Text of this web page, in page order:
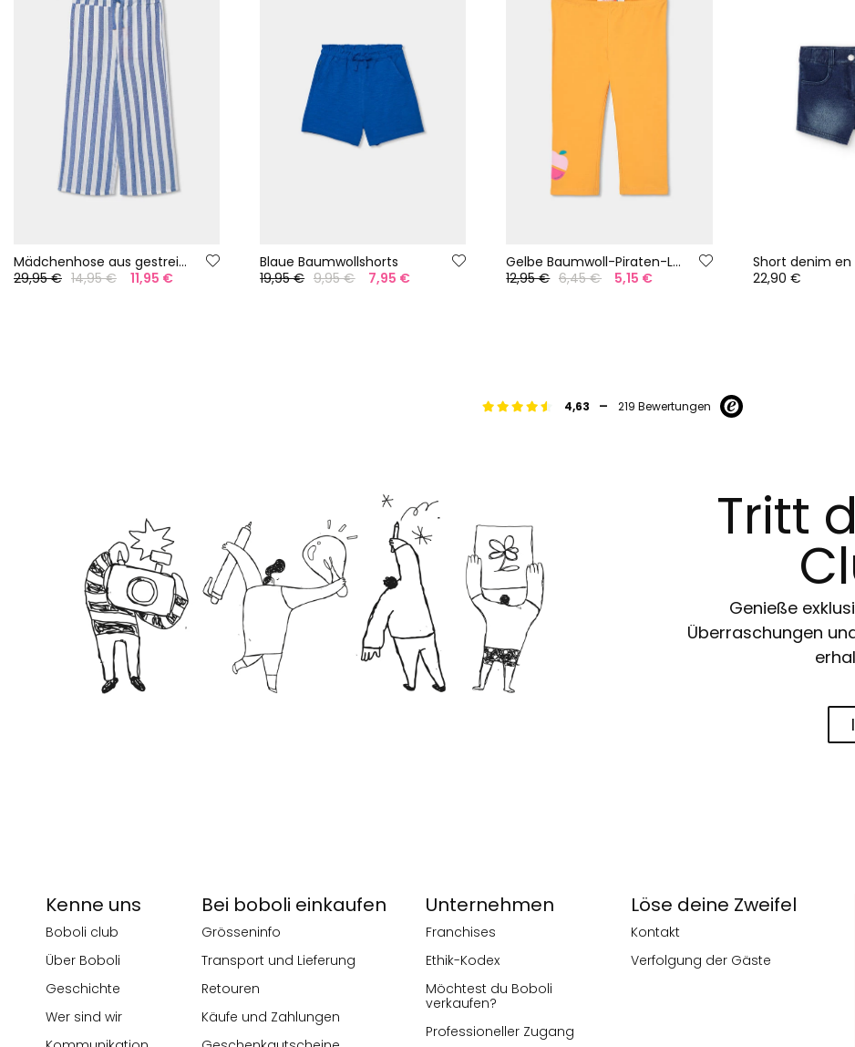
Mädchenhose aus gestreiftem Leinen
29,95 € 14,95 € 11,95 €
Blaue Baumwollshorts
19,95 € 9,95 € 7,95 €
Gelbe Baumwoll-Piraten-Leggings
12,95 € 6,45 € 5,15 €
Short denim
22,90 €
4,63 - 219 Bewertungen
Tritt
Genieße
Überraschungen
Kenne uns
Boboli club
Über Boboli
Geschichte
Wer sind wir
Bei boboli einkaufen
Grösseninfo
Transport und Lieferung
Retouren
Käufe und Zahlungen
Unternehmen
Franchises
Ethik-Kodex
Möchtest du Boboli
verkaufen?
Professioneller Zugang
Löse deine Zweifel
Kontakt
Verfolgung der Gäste